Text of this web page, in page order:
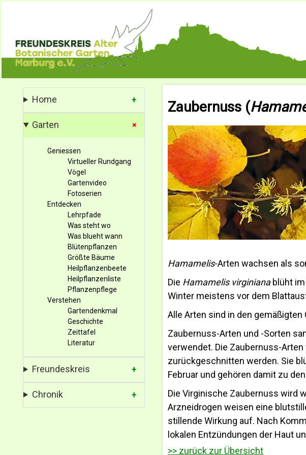
Zaubernuss (
Hamamelis-Arten wachsen als
Die Hamamelis virginianablüht im
Winter meistens vor dem
Alle Arten sind in den
Zaubernuss-Arten und -Sorten
verwendet. Die Zaubernuss-
zurückgeschnitten werden. Sie
Februar und gehören damit zu
Die Virginische Zaubernuss wird
Arzneidrogen weisen eine
stillende Wirkung auf. Nach
lokalen Entzündungen der Haut
>> zurück zur Übersicht
Home
Garten
Geniessen
Virtueller Rundgang
Vögel
Gartenvideo
Fotoserien
Entdecken
Lehrpfade
Was steht wo
Was blueht wann
Blütenpflanzen
Größte Bäume
Heilpflanzenbeete
Heilpflanzenliste
Pflanzenpflege
Verstehen
Gartendenkmal
Geschichte
Zeittafel
Literatur
Freundeskreis
Chronik